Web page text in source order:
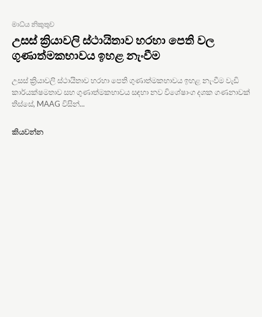
මාධ්ය නිකුතුව
උසස් ක්‍රියාවලි ස්ථායිතාව හරහා පෙති වල
ගුණාත්මකභාවය ඉහළ නැංවීම
උසස් ක්‍රියාවලි ස්ථායිතාව හරහා පෙති ගුණාත්මකභාවය ඉහළ නැංවීම වැඩි
කාර්යක්ෂමතාව සහ ගුණාත්මකභාවය සඳහා නව විශේෂාංග දශක ගණනාවක්
තිස්සේ, MAAG විසින්...
කියවන්න